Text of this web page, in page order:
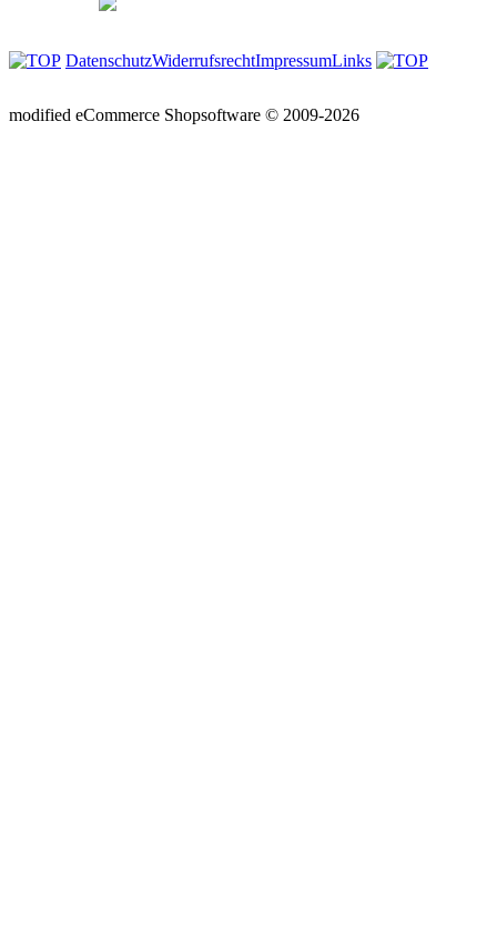
DatenschutzWiderrufsrechtImpressumLinks
modified eCommerce Shopsoftware © 2009-2026